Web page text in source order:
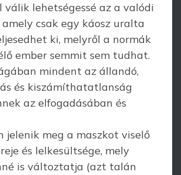
válik lehetségessé az a valódi
amely csak egy káosz uralta
ki, melyről a normák
ember semmit sem tudhat.
mindent az állandó,
és kiszámíthatatlanság
az elfogadásában és
jelenik meg a maszkot viselő
és lelkesültsége, mely
is változtatja (azt talán